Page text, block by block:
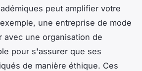
peut amplifier votre
une entreprise de mode
avec une organisation de
pour s'assurer que ses
de manière éthique. Ces